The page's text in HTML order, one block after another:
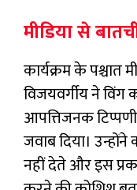
मीडिया से
कार्यक्रम के पश्चात
विजयवर्गीय ने विंग
आपत्तिजनक
जवाब दिया। उन्होंने
नहीं देते और इस